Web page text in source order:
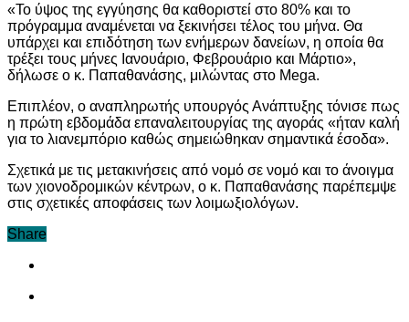
«Το ύψος της εγγύησης θα καθοριστεί στο 80% και το
πρόγραμμα αναμένεται να ξεκινήσει τέλος του μήνα. Θα
υπάρχει και επιδότηση των ενήμερων δανείων, η οποία θα
τρέξει τους μήνες Ιανουάριο, Φεβρουάριο και Μάρτιο»,
δήλωσε ο κ. Παπαθανάσης, μιλώντας στο Mega.
Επιπλέον, ο αναπληρωτής υπουργός Ανάπτυξης τόνισε πως
η πρώτη εβδομάδα επαναλειτουργίας της αγοράς «ήταν καλή
για το λιανεμπόριο καθώς σημειώθηκαν σημαντικά έσοδα».
Σχετικά με τις μετακινήσεις από νομό σε νομό και το άνοιγμα
των χιονοδρομικών κέντρων, ο κ. Παπαθανάσης παρέπεμψε
στις σχετικές αποφάσεις των λοιμωξιολόγων.
Share